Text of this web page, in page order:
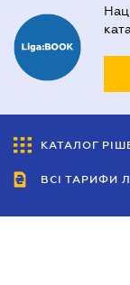
КАТАЛОГ
ВСІ ТАРИФИ